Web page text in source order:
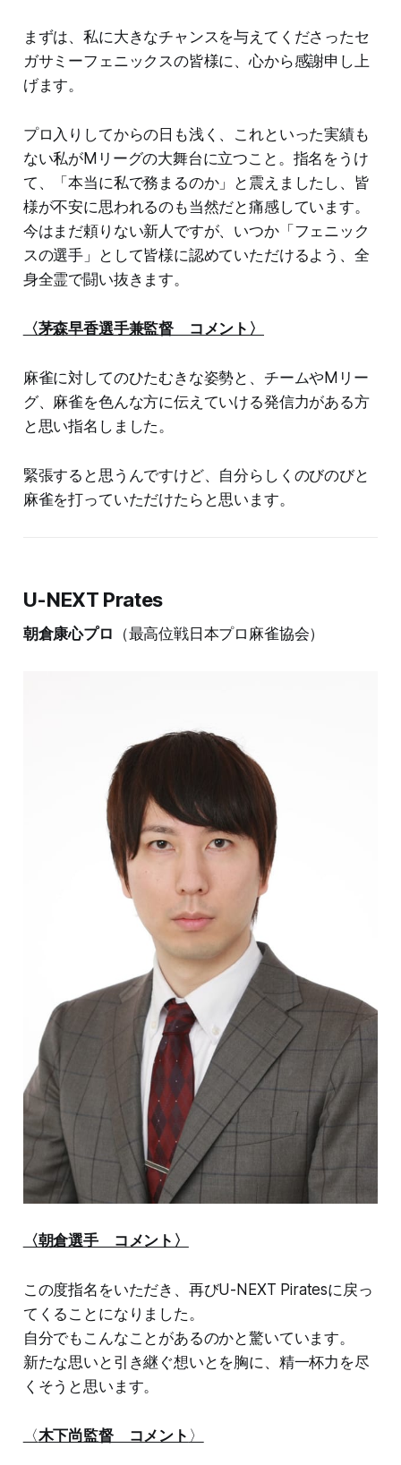
まずは、私に大きなチャンスを与えてくださったセ
ガサミーフェニックスの皆様に、心から感謝申し上
げます。
プロ入りしてからの日も浅く、これといった実績も
ない私がMリーグの大舞台に立つこと。指名をうけ
て、「本当に私で務まるのか」と震えましたし、皆
様が不安に思われるのも当然だと痛感しています。
今はまだ頼りない新人ですが、いつか「フェニック
スの選手」として皆様に認めていただけるよう、全
身全霊で闘い抜きます。
〈茅森早香選手兼監督 コメント〉
麻雀に対してのひたむきな姿勢と、チームやMリー
グ、麻雀を色んな方に伝えていける発信力がある方
と思い指名しました。
緊張すると思うんですけど、自分らしくのびのびと
麻雀を打っていただけたらと思います。
U-NEXT Prates
朝倉康心プロ （最高位戦日本プロ麻雀協会）
〈朝倉選手 コメント〉
この度指名をいただき、再びU-NEXT Piratesに戻っ
てくることになりました。
自分でもこんなことがあるのかと驚いています。
新たな思いと引き継ぐ想いとを胸に、精一杯力を尽
くそうと思います。
〈木下尚監督 コメント 〉